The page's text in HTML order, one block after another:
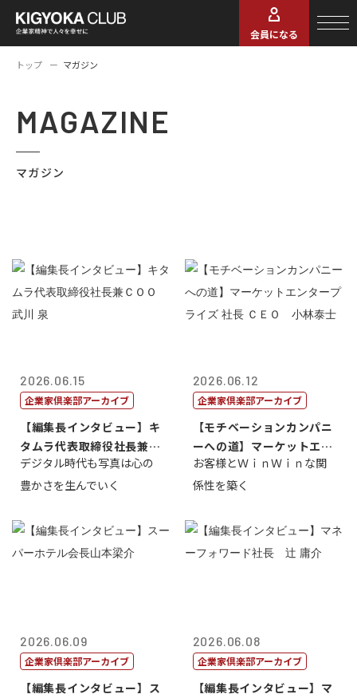
会員になる
トップ マガジン
MAGAZINE
マガジン
2026.06.15
企業家倶楽部アーカイブ
【編集長インタビュー】キ
タムラ代表取締役社長兼Ｃ
ＯＯ 武川 ...
デジタル時代も写真は心の
豊かさを生んでいく
2026.06.12
企業家倶楽部アーカイブ
【モチベーションカンパニ
ーへの道】マーケットエン
タープライズ...
お客様とＷｉｎＷｉｎな関
係性を築く
2026.06.09
企業家倶楽部アーカイブ
【編集長インタビュー】ス
2026.06.08
企業家倶楽部アーカイブ
【編集長インタビュー】マ